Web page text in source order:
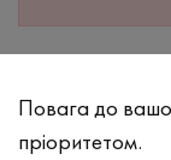
СКЛАД
Бавовна - 95%,
Повага до
пріоритетом.